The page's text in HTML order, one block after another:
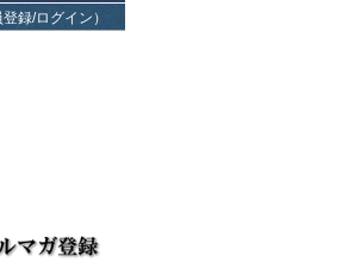
録/ログイン）